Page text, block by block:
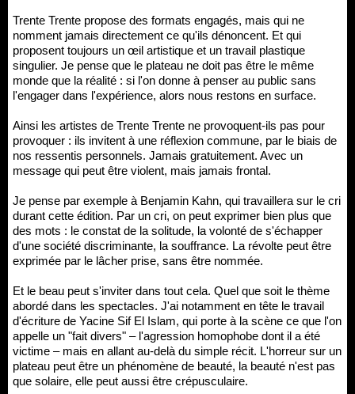
Trente Trente propose des formats engagés, mais qui ne
nomment jamais directement ce qu'ils dénoncent. Et qui
proposent toujours un œil artistique et un travail plastique
singulier. Je pense que le plateau ne doit pas être le même
monde que la réalité : si l'on donne à penser au public sans
l'engager dans l'expérience, alors nous restons en surface.
Ainsi les artistes de Trente Trente ne provoquent-ils pas pour
provoquer : ils invitent à une réflexion commune, par le biais de
nos ressentis personnels. Jamais gratuitement. Avec un
message qui peut être violent, mais jamais frontal.
Je pense par exemple à Benjamin Kahn, qui travaillera sur le cri
durant cette édition. Par un cri, on peut exprimer bien plus que
des mots : le constat de la solitude, la volonté de s'échapper
d'une société discriminante, la souffrance. La révolte peut être
exprimée par le lâcher prise, sans être nommée.
Et le beau peut s'inviter dans tout cela. Quel que soit le thème
abordé dans les spectacles. J'ai notamment en tête le travail
d'écriture de Yacine Sif El Islam, qui porte à la scène ce que l'on
appelle un "fait divers" – l'agression homophobe dont il a été
victime – mais en allant au-delà du simple récit. L'horreur sur un
plateau peut être un phénomène de beauté, la beauté n'est pas
que solaire, elle peut aussi être crépusculaire.